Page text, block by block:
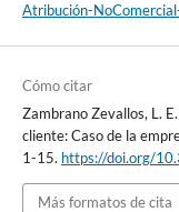
Atribución-
Cómo citar
Zambrano Zevallos, L.
cliente: Caso de la
1-15. https://doi.org/
Más formatos de cita